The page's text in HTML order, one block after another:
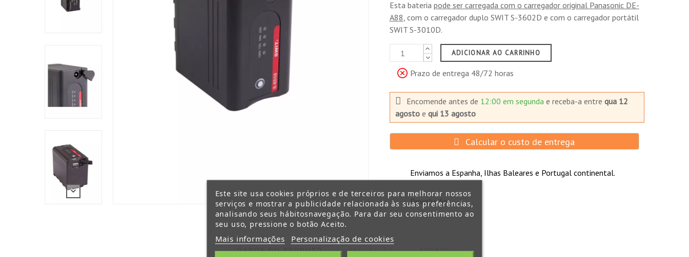
Esta bateria pode ser carregada com o carregador original Panasonic DE-
A88, com o carregador duplo SWIT S-3602D e com o carregador portátil
SWIT S-3010D.
ADICIONAR AO CARRINHO
Prazo de entrega 48/72 horas
Encomende antes de 12:00 em segunda e receba-a entre qua 12
agostoe qui 13 agosto
Calcular o custo de entrega
Enviamos a Espanha, Ilhas Baleares e Portugal continental.
Devoluções
DADOS DO PRODUTO DESCRIÇÃO ANEXOS
obter informações de capacidade antes de usá-la.
pode usar o carregador original Panasonic DE-A88, duplo carregador SWIT S-3602D, que terá 4 horas para
carregar a bateria a 100% e também pode usar o carregador portátil SWIT S-3010D, que levará 7H no carregamento da bateria completamente.
As células de alta qualidade usadas nas baterias SWIT oferecem vida útil longa, durabilidade, segurança e, acima de tudo, garantem alto desempenho da
bateria. Essas células têm uma curva de descarga de tensão suave, de modo que, como resultado, você pode avaliar o tempo de duração restante. Além disso,
quando as baterias SWIT são armazenadas, elas têm uma baixa descarga automática, prolongando a vida da bateria visivelmente.
Habitação robusta e durável. A carcaça do S-8D58 é feita de material ABS de impacto elevado, com tecnologia avançada de vedação do polímero injectado
garante uma estrutura forte e duradera.Además, o invólucro da bateria é feita de um design otimizado antiderrapante para manuseio seguro.
Várias proteções de segurança. A bateria S-8D58 possui uma MCU para medir e registrar dados em tempo real, cortando a energia quando detecta sobretensão,
Bateria otimizada. Após o uso prolongado, a tensão da célula pode mostrar diferenças. Nesses casos, nosso circuito especialmente projetado pode otimizar as
Este site usa cookies próprios e de terceiros para melhorar nossos
serviços e mostrar a publicidade relacionada às suas preferências,
analisando seus hábitosnavegação. Para dar seu consentimento ao
seu uso, pressione o botão Aceito.
Mais informações Personalização de cookies